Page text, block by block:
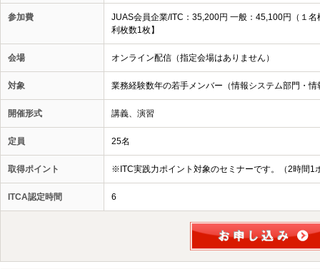
参加費
JUAS会員企業/ITC：35,200円 一般：45,100円（１
利枚数1枚】
会場 オンライン配信（指定会場はありません）
対象 業務経験数年の若手メンバー（情報システム部門・
開催形式 講義、演習
定員 25名
取得ポイント ※ITC実践力ポイント対象のセミナーです。（2時間1
ITCA認定時間 6